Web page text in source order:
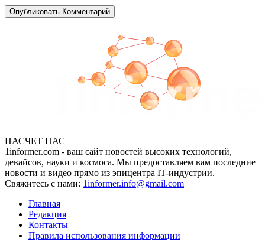
НАСЧЕТ НАС
1informer.com - ваш сайт новостей высоких технологий,
девайсов, науки и космоса. Мы предоставляем вам последние
новости и видео прямо из эпицентра IT-индустрии.
Свяжитесь с нами: 1informer.info@gmail.com
Главная
Редакция
Контакты
Правила использования информации